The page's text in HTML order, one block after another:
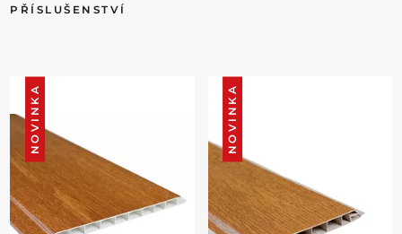
PŘÍSLUŠENSTVÍ
NOVINKA NOVINKA